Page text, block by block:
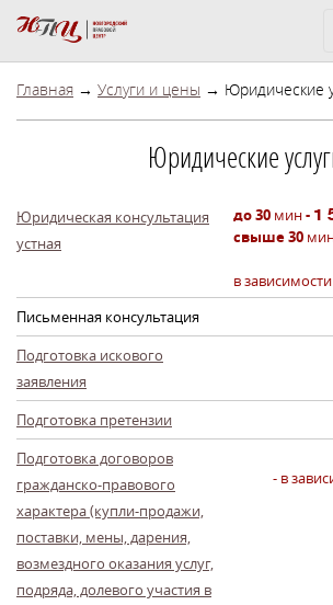
Главная → Услуги и цены → Юридические
Юридические
Юридическая консультация
устная
до30 мин- 1
свыше30
в
Письменная консультация
Подготовка искового
заявления
Подготовка претензии
Подготовка договоров
гражданско-правового
характера (купли-продажи,
поставки, мены, дарения,
возмездного оказания услуг,
подряда, долевого участия в
- в